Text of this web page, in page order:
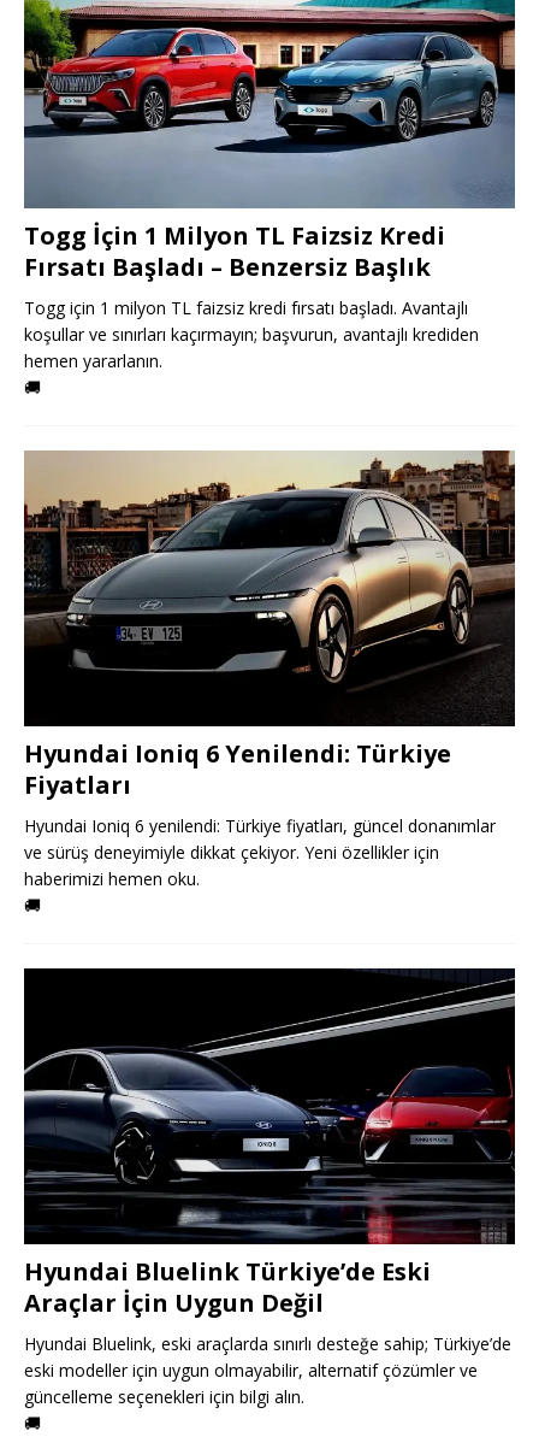
Togg İçin 1 Milyon TL Faizsiz Kredi
Fırsatı Başladı – Benzersiz Başlık
Togg için 1 milyon TL faizsiz kredi fırsatı başladı. Avantajlı
koşullar ve sınırları kaçırmayın; başvurun, avantajlı krediden
hemen yararlanın.
🚚
Hyundai Ioniq 6 Yenilendi: Türkiye
Fiyatları
Hyundai Ioniq 6 yenilendi: Türkiye fiyatları, güncel donanımlar
ve sürüş deneyimiyle dikkat çekiyor. Yeni özellikler için
haberimizi hemen oku.
🚚
Hyundai Bluelink Türkiye’de Eski
Araçlar İçin Uygun Değil
Hyundai Bluelink, eski araçlarda sınırlı desteğe sahip; Türkiye’de
eski modeller için uygun olmayabilir, alternatif çözümler ve
güncelleme seçenekleri için bilgi alın.
🚚